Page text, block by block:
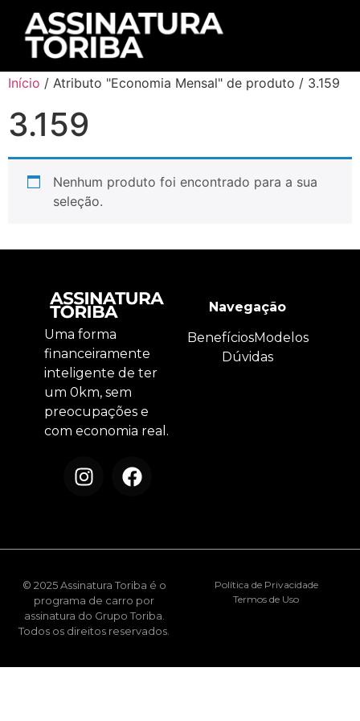
Início / Atributo "Economia Mensal" de produto / 3.159
3.159
Nenhum produto foi encontrado para a sua
seleção.
Uma forma
financeiramente
inteligente de ter
um 0km, sem
preocupações e
com economia real.
Navegação
BenefíciosModelos
Dúvidas
© 2025 Assinatura Toriba é o
programa de carro por
assinatura do Grupo Toriba.
Todos os direitos reservados.
Política de Privacidade
Termos de Uso